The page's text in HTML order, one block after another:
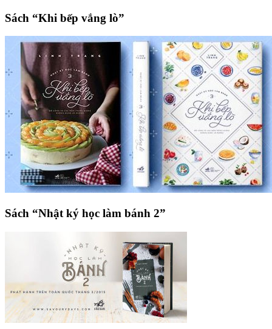
Sách “Khi bếp vắng lò”
Sách “Nhật ký học làm bánh 2”